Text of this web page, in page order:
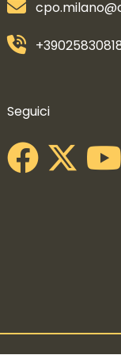
Collegamenti
Seguici